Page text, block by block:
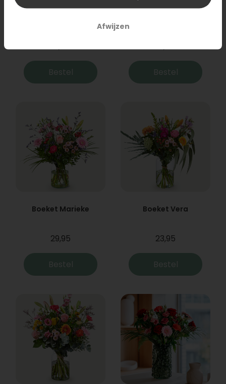
31,95
Bestel
19,95
Bestel
Boeket Marieke
29,95
Bestel
Boeket Vera
23,95
Bestel
Afwijzen